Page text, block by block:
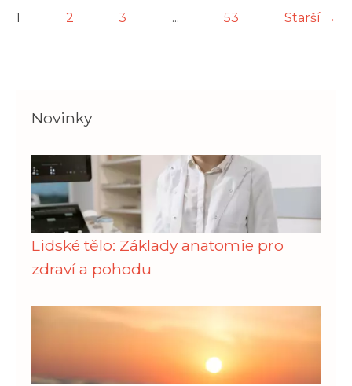
1 2 3 ... 53 Starší →
Novinky
Lidské tělo: Základy anatomie pro
zdraví a pohodu